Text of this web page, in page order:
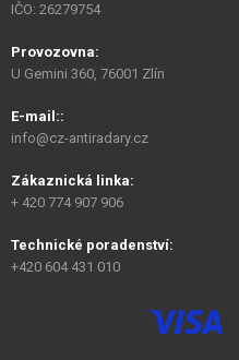
IČO: 26279754
Provozovna:
U Gemini 360, 76001 Zlín
E-mail::
info@cz-antiradary.cz
Zákaznická linka:
+ 420 774 907 906
Technické poradenství:
+420 604 431 010